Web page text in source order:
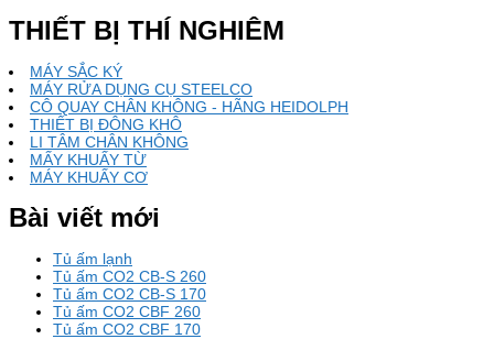
THIẾT BỊ THÍ NGHIÊM
MÁY SẮC KÝ
MÁY RỬA DỤNG CỤ STEELCO
CÔ QUAY CHÂN KHÔNG - HÃNG HEIDOLPH
THIẾT BỊ ĐÔNG KHÔ
LI TÂM CHÂN KHÔNG
MẤY KHUẤY TỪ
MÁY KHUẤY CƠ
Bài viết mới
Tủ ấm lạnh
Tủ ấm CO2 CB-S 260
Tủ ấm CO2 CB-S 170
Tủ ấm CO2 CBF 260
Tủ ấm CO2 CBF 170